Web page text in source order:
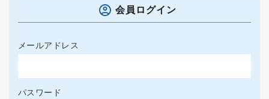
会員ログイン
メールアドレス
パスワード